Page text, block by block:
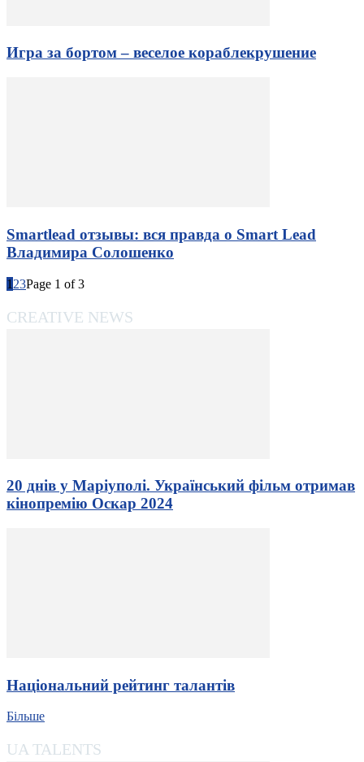
Игра за бортом – веселое кораблекрушение
Smartlead отзывы: вся правда о Smart Lead
Владимира Солошенко
1 23Page 1 of 3
CREATIVE NEWS
20 днів у Маріуполі. Український фільм отримав
кінопремію Оскар 2024
Національний рейтинг талантів
Більше
UA TALENTS